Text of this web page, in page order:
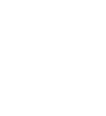
三、
四、